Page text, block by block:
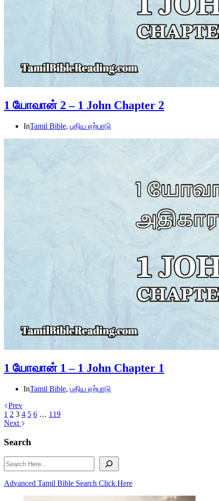
1 யோவான் 2 – 1 John Chapter 2
InTamil Bible, புதிய ஏற்பாடு
1 யோவான் 1 – 1 John Chapter 1
InTamil Bible, புதிய ஏற்பாடு
Prev
1 2 3 4 5 6 … 119
Next
Search
Search
Advanced Tamil Bible Search Click Here